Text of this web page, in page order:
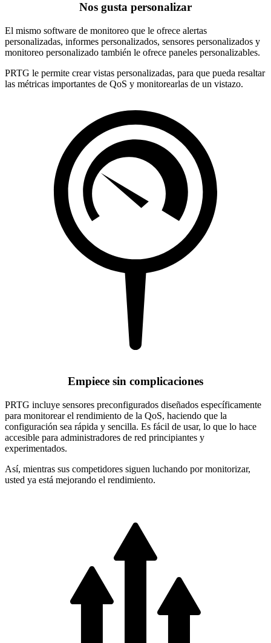
Nos gusta personalizar
El mismo software de monitoreo que le ofrece alertas
personalizadas, informes personalizados, sensores personalizados y
monitoreo personalizado también le ofrece paneles personalizables.
PRTG le permite crear vistas personalizadas, para que pueda resaltar
las métricas importantes de QoS y monitorearlas de un vistazo.
Empiece sin complicaciones
PRTG incluye sensores preconfigurados diseñados específicamente
para monitorear el rendimiento de la QoS, haciendo que la
configuración sea rápida y sencilla. Es fácil de usar, lo que lo hace
accesible para administradores de red principiantes y
experimentados.
Así, mientras sus competidores siguen luchando por monitorizar,
usted ya está mejorando el rendimiento.